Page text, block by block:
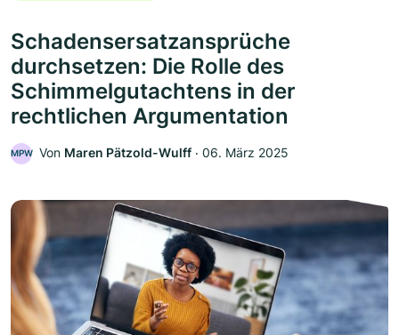
Schadensersatzansprüche
durchsetzen: Die Rolle des
Schimmelgutachtens in der
rechtlichen Argumentation
MPW Von Maren Pätzold-Wulff ‧ 06. März 2025